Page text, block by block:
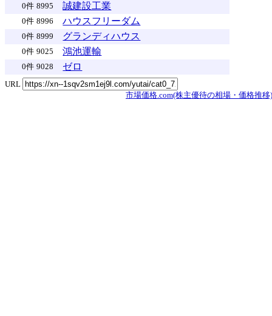
0件 8995 誠建設工業
0件 8996 ハウスフリーダム
0件 8999 グランディハウス
0件 9025 鴻池運輸
0件 9028 ゼロ
URL
市場価格.com(株主優待の相場・価格推移)